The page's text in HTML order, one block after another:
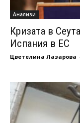
Анализи
Кризата в
Испания в ЕС
Цветелина Лазарова -